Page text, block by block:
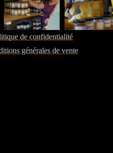
de confidentialité
générales de vente